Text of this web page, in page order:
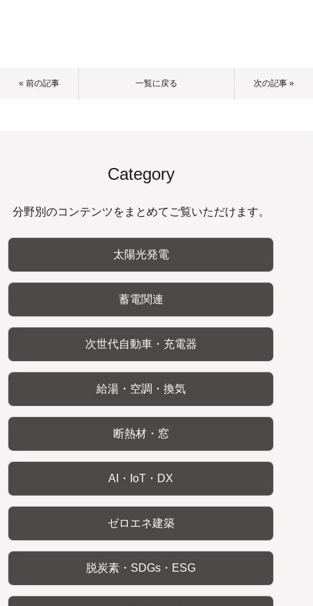
« 前の記事 一覧に戻る 次の記事 »
Category
分野別のコンテンツをまとめてご覧いただけます。
太陽光発電
蓄電関連
次世代自動車・充電器
給湯・空調・換気
断熱材・窓
AI・IoT・DX
ゼロエネ建築
脱炭素・SDGs・ESG